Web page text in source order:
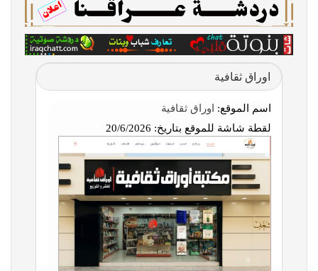
اوراق ثقافية
اسم الموقع: اوراق ثقافية
لقطة شاشة للموقع بتاريخ: